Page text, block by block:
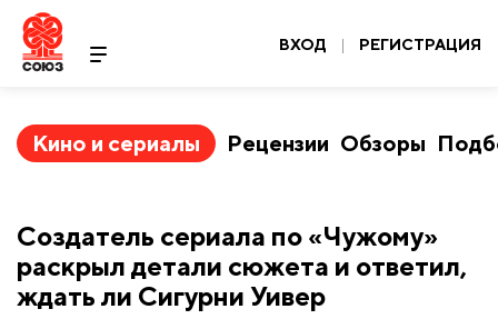
ВХОД | РЕГИСТРАЦИЯ
Кино и сериалы Рецензии Обзоры
Создатель сериала по «Чужому»
раскрыл детали сюжета и ответил,
ждать ли Сигурни Уивер